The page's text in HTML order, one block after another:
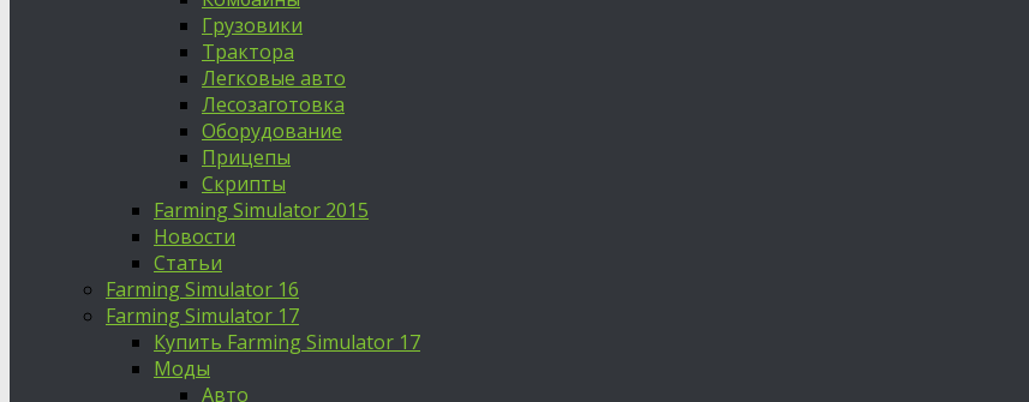
Грузовики
Трактора
Легковые авто
Лесозаготовка
Оборудование
Прицепы
Скрипты
Farming Simulator 2015
Новости
Статьи
Farming Simulator 16
Farming Simulator 17
Купить Farming Simulator 17
Моды
Авто